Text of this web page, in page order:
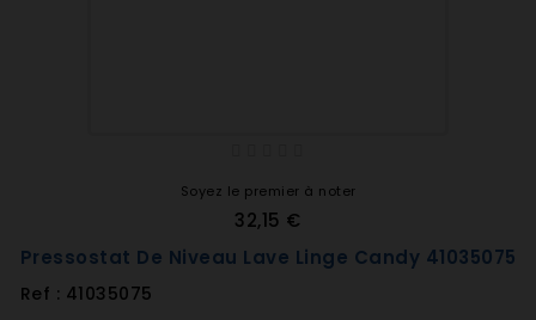
Soyez le premier à noter
32,15 €
Pressostat De Niveau Lave Linge Candy 41035075
Ref : 41035075